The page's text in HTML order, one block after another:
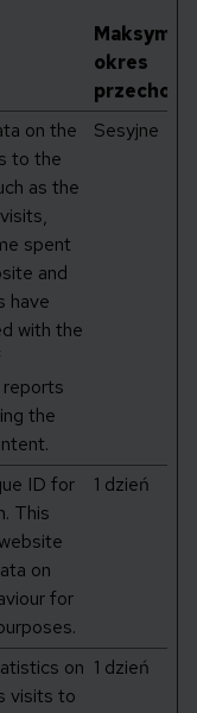
okres
on the
to the
as the
spent
and
have
with the
the
Sesyjne
ID for
This
on
for
1 dzień
on
visits to
1 dzień